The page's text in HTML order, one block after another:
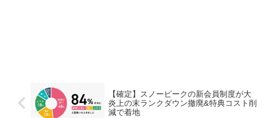
【確定】スノーピークの新会員制度が大
炎上の末ランクダウン撤廃&特典コスト削
減で着地